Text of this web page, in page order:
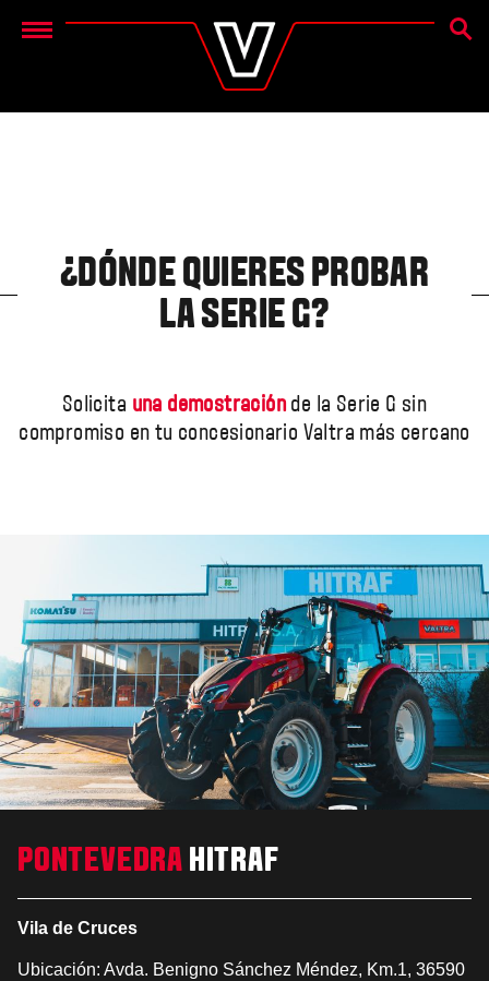
Menu
¿DÓNDE QUIERES PROBAR
LA SERIE G?
Solicita una demostraciónde la Serie G sin
compromiso en tu concesionario Valtra más cercano
PONTEVEDRA HITRAF
Vila de Cruces
Ubicación: Avda. Benigno Sánchez Méndez, Km.1, 36590